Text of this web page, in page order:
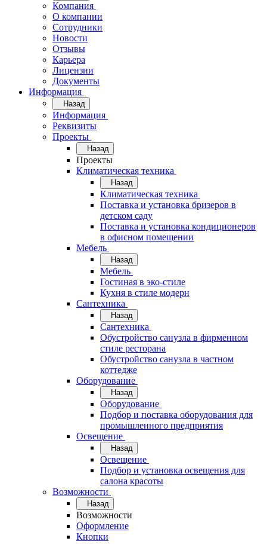
Компания
О компании
Сотрудники
Новости
Отзывы
Карьера
Лицензии
Документы
Информация
Назад
Информация
Реквизиты
Проекты
Назад
Проекты
Климатическая техника
Назад
Климатическая техника
Поставка и установка бризеров в
детском саду
Поставка и установка кондиционеров
в офисном помещении
Мебель
Назад
Мебель
Гостиная в эко-стиле
Кухня в стиле модерн
Сантехника
Назад
Сантехника
Обустройство санузла в фирменном
стиле ресторана
Обустройство санузла в частном
коттедже
Оборудование
Назад
Оборудование
Подбор и поставка оборудования для
промышленного предприятия
Освещение
Назад
Освещение
Подбор и установка освещения для
салона красоты
Возможности
Назад
Возможности
Оформление
Кнопки